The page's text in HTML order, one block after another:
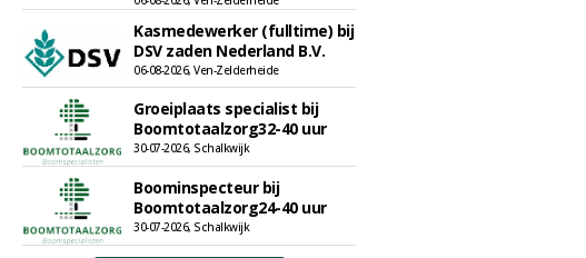
Kasmedewerker (fulltime) bij
DSV zaden Nederland B.V.
06-08-2026, Ven-Zelderheide
Groeiplaats specialist bij
Boomtotaalzorg32-40 uur
30-07-2026, Schalkwijk
Boominspecteur bij
Boomtotaalzorg24-40 uur
30-07-2026, Schalkwijk